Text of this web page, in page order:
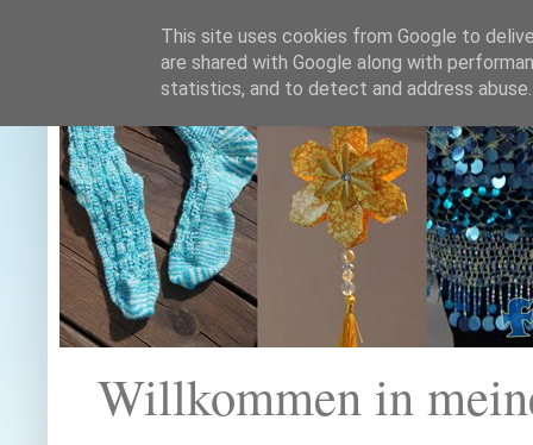
Willkommen in
This site uses cookies from Google to
are shared with Google along with
statistics, and to detect and address abuse.